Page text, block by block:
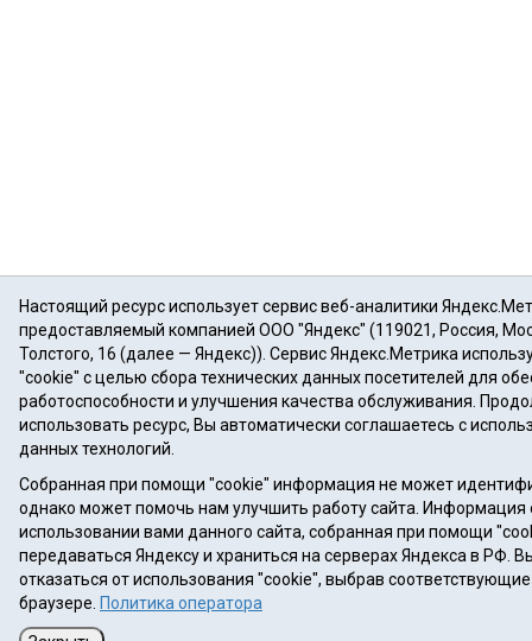
Настоящий ресурс использует сервис веб-аналитики
предоставляемый компанией ООО "Яндекс" (119021, Россия,
Толстого, 16 (далее — Яндекс)). Сервис Яндекс.Метрика
"cookie" с целью сбора технических данных посетителей для
работоспособности и улучшения качества обслуживания.
использовать ресурс, Вы автоматически соглашаетесь с
данных технологий.
Собранная при помощи "cookie" информация не может
однако может помочь нам улучшить работу сайта. Информация
использовании вами данного сайта, собранная при помощи
передаваться Яндексу и храниться на серверах Яндекса в РФ.
отказаться от использования "cookie", выбрав
браузере. Политика оператора